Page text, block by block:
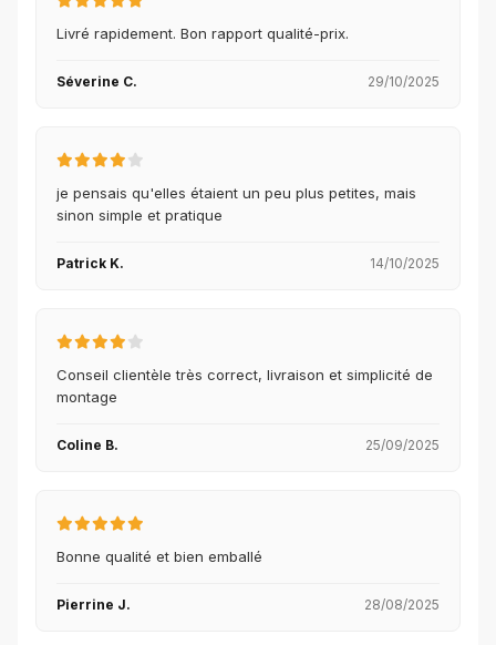
Livré rapidement. Bon rapport qualité-prix.
Séverine C. 29/10/2025
je pensais qu'elles étaient un peu plus petites, mais
sinon simple et pratique
Patrick K. 14/10/2025
Conseil clientèle très correct, livraison et simplicité de
montage
Coline B. 25/09/2025
Bonne qualité et bien emballé
Pierrine J. 28/08/2025